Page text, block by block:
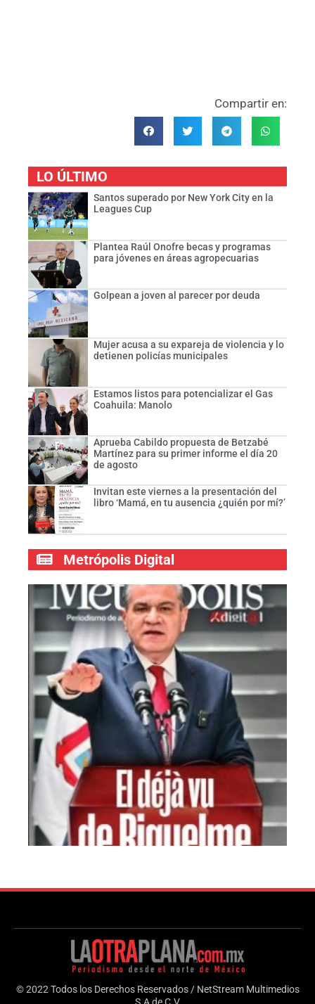
Compartir en:
LO ÚLTIMO
Santos superado por New York City en la
Leagues Cup
Plantea Raúl Onofre becas y programas
para jóvenes en áreas agropecuarias
Golpean a joven al parecer por deuda
Mujer acusa a su expareja de violencia y lo
detienen policías municipales
Estamos listos para potencializar el Gas
Coahuila: Manolo
Aprueba Cabildo propuesta de Betzabé
Martínez para su primer informe el día 20
de agosto
Invitan este viernes a la presentación del
libro ‘Mamá, en tu ausencia ¿quién por mí?’
Metrópolis Digital
© 2022 Todos los Derechos Reservados / NetStream Multimedios